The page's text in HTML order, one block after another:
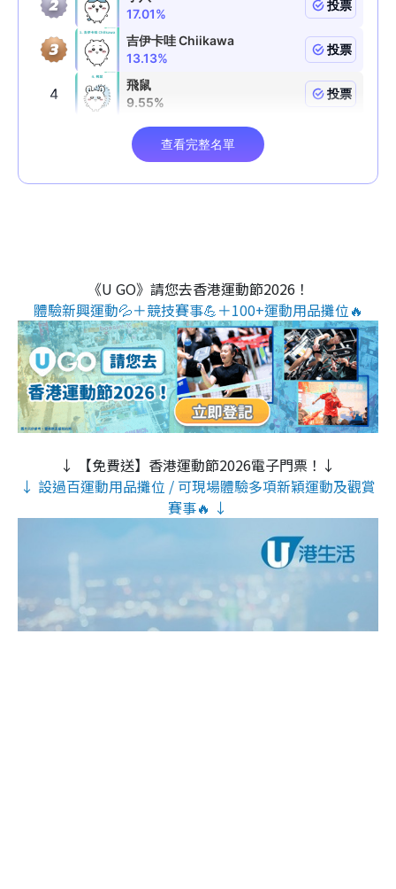
《U GO》請您去香港運動節2026！
體驗新興運動💦＋競技賽事💪＋100+運動用品攤位🔥
↓ 【免費送】香港運動節2026電子門票！↓
↓ 設過百運動用品攤位 / 可現場體驗多項新穎運動及觀賞
賽事🔥 ↓